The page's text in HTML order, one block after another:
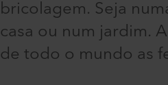
bricolagem. Seja
casa ou num jardim.
de todo o mundo as